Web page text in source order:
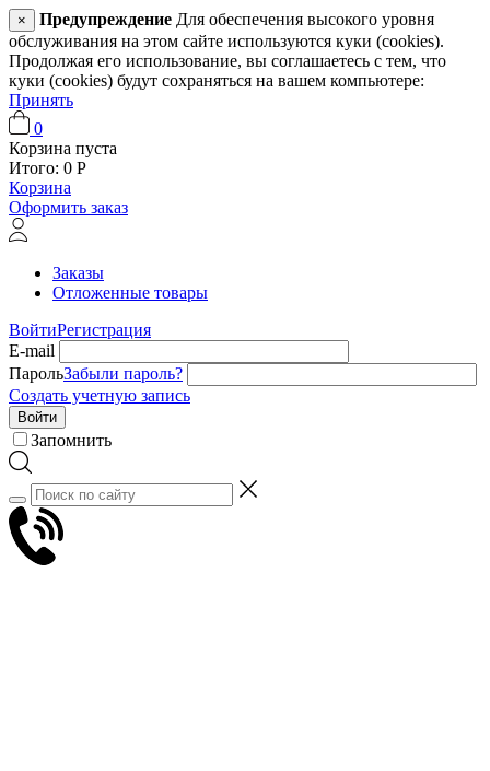
× Предупреждение Для обеспечения высокого уровня
обслуживания на этом сайте используются куки (cookies).
Продолжая его использование, вы соглашаетесь с тем, что
куки (cookies) будут сохраняться на вашем компьютере:
Принять
0
Корзина пуста
Итого: 0 Р
Корзина
Оформить заказ
Заказы
Отложенные товары
ВойтиРегистрация
E-mail
ПарольЗабыли пароль?
Создать учетную запись
Войти
Запомнить